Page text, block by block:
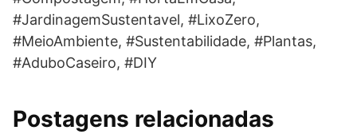
#JardinagemSustentavel, #LixoZero,
#MeioAmbiente, #Sustentabilidade, #Plantas,
#AduboCaseiro, #DIY
Postagens relacionadas